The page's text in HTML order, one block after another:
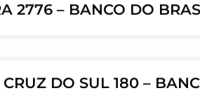
2776 – BANCO DO
DO SUL 180 –